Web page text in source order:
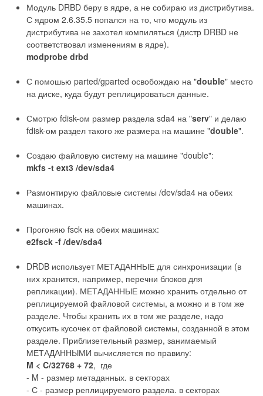
Модуль DRBD беру в ядре, а не собираю из дистрибутива.
С ядром 2.6.35.5 попался на то, что модуль из
дистрибутива не захотел компиляться (дистр DRBD не
соответствовал изменениям в ядре).
modprobe drbd
С помошью parted/gparted освобождаю на "double" место
на диске, куда будут реплицироваться данные.
Смотрю fdisk-ом размер раздела sda4 на "serv" и делаю
fdisk-ом раздел такого же размера на машине "double".
Создаю файловую систему на машине "double":
mkfs -t ext3 /dev/sda4
Размонтирую файловые системы /dev/sda4 на обеих
машинах.
Прогоняю fsck на обеих машинах:
e2fsck -f /dev/sda4
DRDB использует МЕТАДАННЫЕ для синхронизации (в
них хранится, например, перечни блоков для
репликации). МЕТАДАННЫЕ можно хранить отдельно от
реплицируемой файловой системы, а можно и в том же
разделе. Чтобы хранить их в том же разделе, надо
откусить кусочек от файловой системы, созданной в этом
разделе. Приблизетельный размер, занимаемый
МЕТАДАННЫМИ вычисляется по правилу:
M < C/32768 + 72, где
- M - размер метаданных. в секторах
- С - размер реплицируемого раздела. в секторах